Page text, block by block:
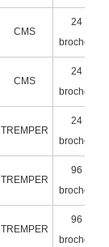
CMS
24
broches
CMS
24
broches
TREMPER
24
broches
TREMPER
96
broches
TREMPER
96
broches